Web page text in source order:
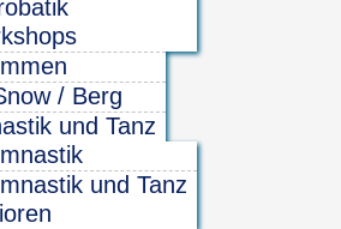
/ Berg
und Tanz
und Tanz